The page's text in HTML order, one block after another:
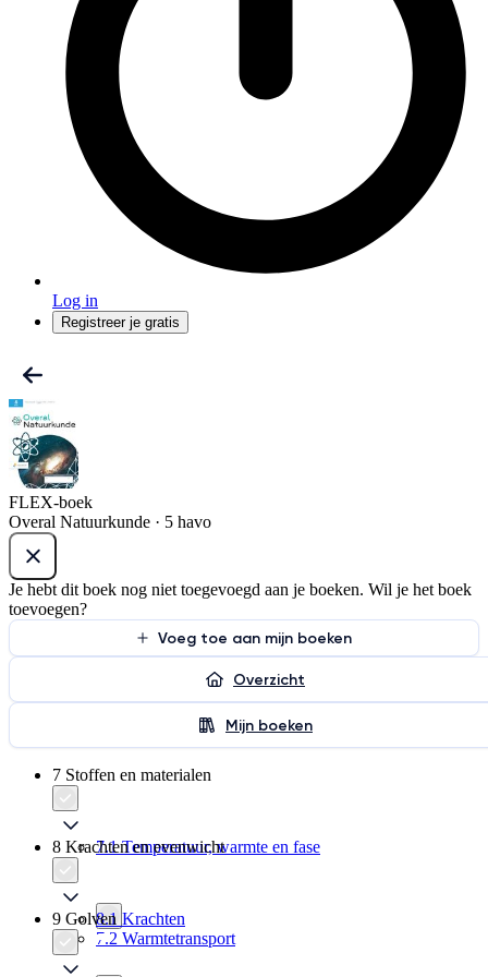
Log in
Registreer je gratis
FLEX-boek
Overal Natuurkunde · 5 havo
Je hebt dit boek nog niet toegevoegd aan je boeken. Wil je het boek
toevoegen?
Voeg toe aan mijn boeken
Overzicht
Mijn boeken
7 Stoffen en materialen
7.1 Temperatuur, warmte en fase
7.2 Warmtetransport
8 Krachten en evenwicht
8.1 Krachten
9 Golven